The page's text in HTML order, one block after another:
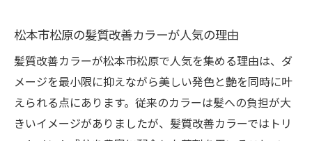
松本市松原の髪質改善カラーが人気の理由
髪質改善カラーが松本市松原で人気を集める理由は、ダ
メージを最小限に抑えながら美しい発色と艶を同時に叶
えられる点にあります。従来のカラーは髪への負担が大
きいイメージがありましたが、髪質改善カラーではトリ